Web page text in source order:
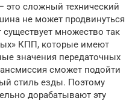
это сложный технический
не может продвинуться
множество так
КПП, которые имеют
значения передаточных
сможет подойти
стиль езды. Поэтому
дорабатывают эту